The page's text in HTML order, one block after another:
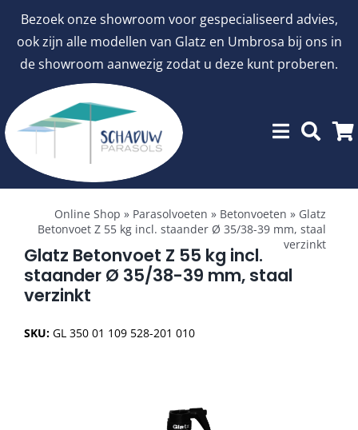
Bezoek onze showroom voor gespecialiseerd advies,
ook zijn alle modellen van Glatz en Umbrosa bij ons in
de showroom aanwezig zodat u deze kunt proberen.
inhoud
Toggle
Navigation
aanbiedingen
Stokparasols
Online Shop » Parasolvoeten » Betonvoeten » Glatz
Betonvoet Z 55 kg incl. staander Ø 35/38-39 mm, staal
verzinkt
Glatz Betonvoet Z 55 kg incl.
staander Ø 35/38-39 mm, staal
verzinkt
SKU: GL 350 01 109 528-201 010